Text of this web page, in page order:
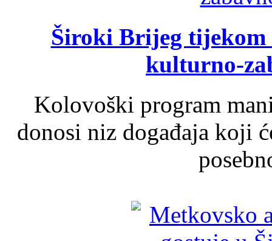
Široki Brijeg tijekom
kulturno-
Kolovoški program
donosi niz događaja koji